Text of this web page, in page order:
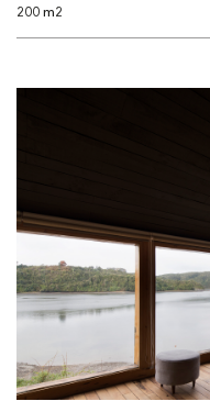
200 m2